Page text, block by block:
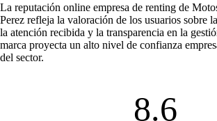
La reputación online empresa de renting de
Perez refleja la valoración de los usuarios sobre
la atención recibida y la transparencia en la
marca proyecta un alto nivel de confianza
del sector.
8.6